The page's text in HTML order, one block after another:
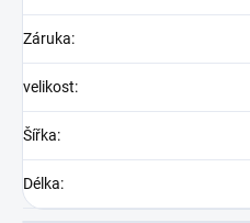
Záruka:
velikost:
Šířka:
Délka: